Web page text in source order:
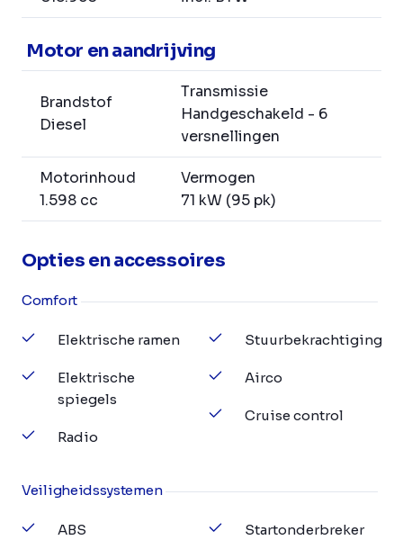
Motor en aandrijving
Brandstof
Diesel
Transmissie
Handgeschakeld - 6
versnellingen
Motorinhoud
1.598 cc
Vermogen
71 kW (95 pk)
Opties en accessoires
Comfort
Elektrische ramen
Elektrische
spiegels
Radio
Stuurbekrachtiging
Airco
Cruise control
Veiligheidssystemen
ABS Startonderbreker